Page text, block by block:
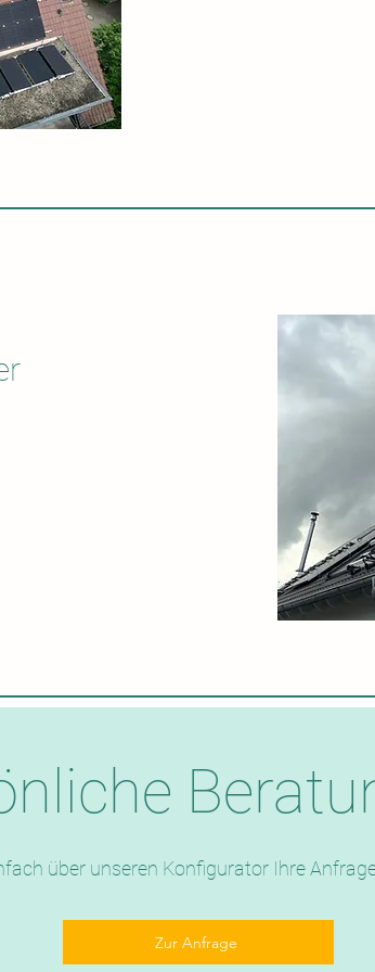
über unseren Konfigurator Ihre
Zur Anfrage